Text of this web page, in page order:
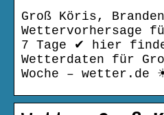
Groß Köris,
Wettervorhersage
7 Tage ✔ hier
Wetterdaten für
Woche – wetter.de